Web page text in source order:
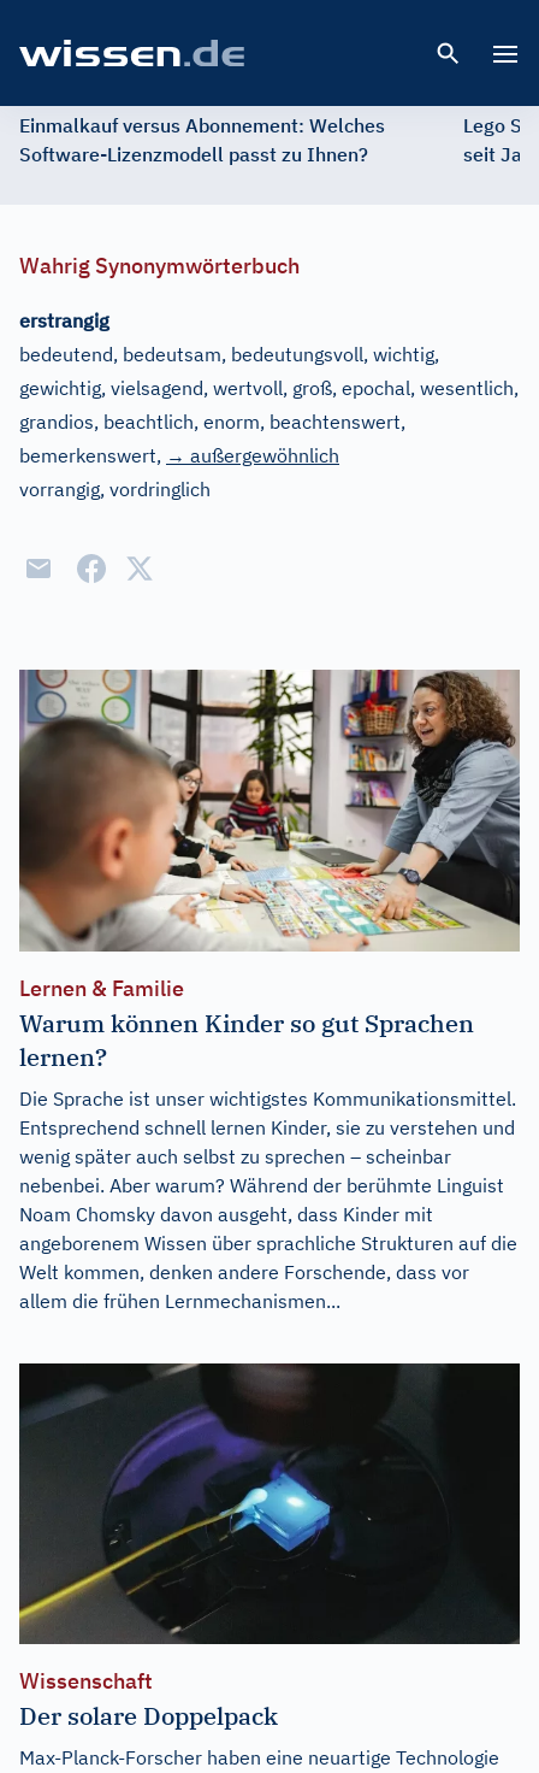
Einmalkauf versus Abonnement: Welches
Software-Lizenzmodell passt zu Ihnen?
Lego
seit
Wahrig Synonymwörterbuch
erstrangig
bedeutend, bedeutsam, bedeutungsvoll, wichtig,
gewichtig, vielsagend, wertvoll, groß, epochal, wesentlich,
grandios, beachtlich, enorm, beachtenswert,
bemerkenswert, → außergewöhnlich
vorrangig, vordringlich
Lernen & Familie
Warum können Kinder so gut Sprachen
lernen?
Die Sprache ist unser wichtigstes Kommunikationsmittel.
Entsprechend schnell lernen Kinder, sie zu verstehen und
wenig später auch selbst zu sprechen – scheinbar
nebenbei. Aber warum? Während der berühmte Linguist
Noam Chomsky davon ausgeht, dass Kinder mit
angeborenem Wissen über sprachliche Strukturen auf die
Welt kommen, denken andere Forschende, dass vor
allem die frühen Lernmechanismen...
Wissenschaft
Der solare Doppelpack
Max-Planck-Forscher haben eine neuartige Technologie